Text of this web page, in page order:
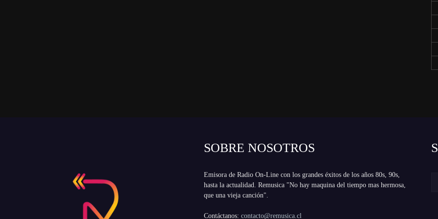
SOBRE NOSOTROS
Emisora de Radio On-Line con los grandes éxitos de los años 80s, 90s,
hasta la actualidad. Remusica "No hay maquina del tiempo mas hermosa,
que una vieja canción".
Contáctanos: contacto@remusica.cl